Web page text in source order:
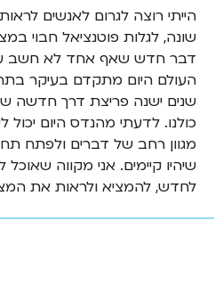
הייתי רוצה לגרום לאנשים
שונה, לגלות פוטנציאל חבוי
דבר חדש שאף אחד לא חשב
העולם היום מתקדם בעיקר
שנים ישנה פריצת דרך חדשה
כולנו. לדעתי מהנדס היום יכול
מגוון רחב של דברים ולפתח
שיהיו קיימים. אני מקווה
לחדש, להמציא ולראות את